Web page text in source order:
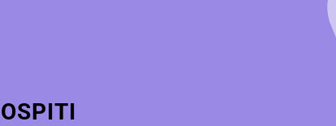
OSPITI